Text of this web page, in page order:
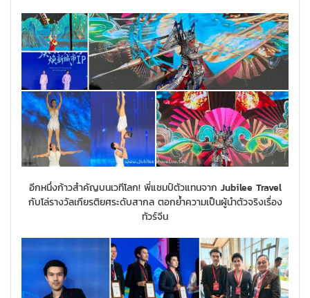
อีกหนึ่งก้าวสำคัญบนเวทีโลก! พี่แชมป์ตัวแทนจาก Jubilee Travel
กับโล่รางวัลเกียรติยศระดับสากล ตอกย้ำความเป็นผู้นำตัวจริงเรื่อง
ทัวร์จีน